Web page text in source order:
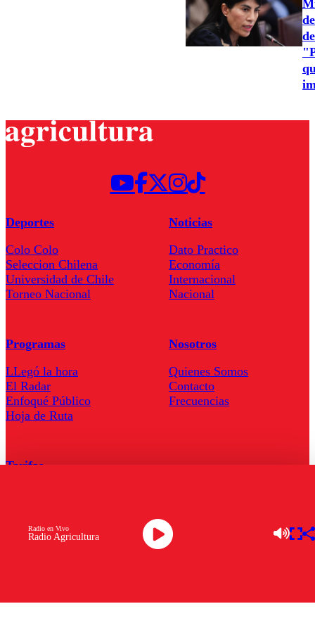
Radio Agricultura
Radio en Vivo
Deportes
Colo Colo
Seleccion Chilena
Universidad de Chile
Torneo Nacional
Noticias
Dato Practico
Economía
Internacional
Nacional
Programas
LLegó la hora
El Radar
Enfoqué Público
Hoja de Ruta
Nosotros
Quienes Somos
Contacto
Frecuencias
Tarifas
Descarga la APP